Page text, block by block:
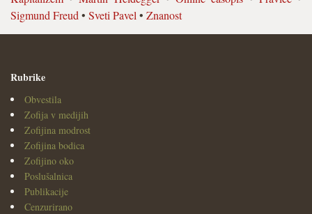
Sigmund Freud • Sveti Pavel • Znanost
Rubrike
Obvestila
Zofija v medijih
Zofijina modrost
Zofijina bodica
Zofijino oko
Poslušalnica
Publikacije
Cenzurirano